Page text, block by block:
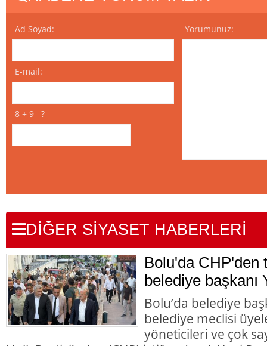
Ad Soyad:
E-mail:
8 + 9 =?
Yorumunuz:
DİĞER SİYASET HABERLERİ
Bolu'da CHP'den
belediye başkanı
Bolu’da belediye
belediye meclisi
yöneticileri ve çok